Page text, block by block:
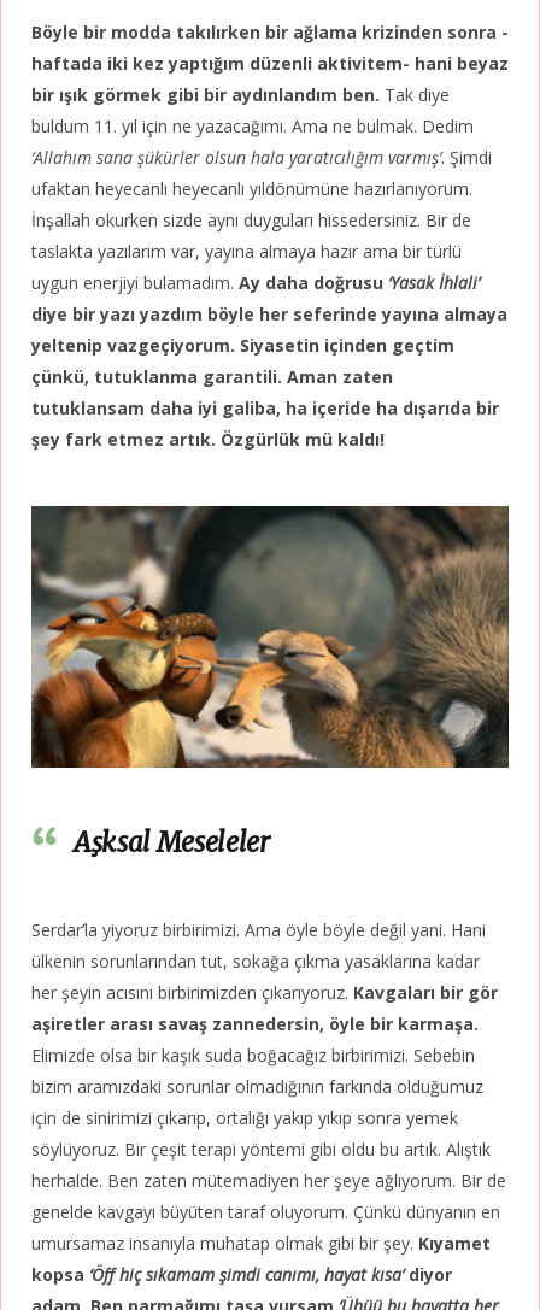
Böyle bir modda takılırken bir ağlama krizinden sonra -
haftada iki kez yaptığım düzenli aktivitem- hani beyaz
bir ışık görmek gibi bir aydınlandım ben. Tak diye
buldum 11. yıl için ne yazacağımı. Ama ne bulmak. Dedim
‘Allahım sana şükürler olsun hala yaratıcılığım varmış’. Şimdi
ufaktan heyecanlı heyecanlı yıldönümüne hazırlanıyorum.
İnşallah okurken sizde aynı duyguları hissedersiniz. Bir de
taslakta yazılarım var, yayına almaya hazır ama bir türlü
uygun enerjiyi bulamadım. Ay daha doğrusu ‘Yasak İhlali’
diye bir yazı yazdım böyle her seferinde yayına almaya
yeltenip vazgeçiyorum. Siyasetin içinden geçtim
çünkü, tutuklanma garantili. Aman zaten
tutuklansam daha iyi galiba, ha içeride ha dışarıda bir
şey fark etmez artık. Özgürlük mü kaldı!
Aşksal Meseleler
Serdar’la yiyoruz birbirimizi. Ama öyle böyle değil yani. Hani
ülkenin sorunlarından tut, sokağa çıkma yasaklarına kadar
her şeyin acısını birbirimizden çıkarıyoruz. Kavgaları bir gör
aşiretler arası savaş zannedersin, öyle bir karmaşa.
Elimizde olsa bir kaşık suda boğacağız birbirimizi. Sebebin
bizim aramızdaki sorunlar olmadığının farkında olduğumuz
için de sinirimizi çıkarıp, ortalığı yakıp yıkıp sonra yemek
söylüyoruz. Bir çeşit terapi yöntemi gibi oldu bu artık. Alıştık
herhalde. Ben zaten mütemadiyen her şeye ağlıyorum. Bir de
genelde kavgayı büyüten taraf oluyorum. Çünkü dünyanın en
umursamaz insanıyla muhatap olmak gibi bir şey. Kıyamet
kopsa ‘Öff hiç sıkamam şimdi canımı, hayat kısa’diyor